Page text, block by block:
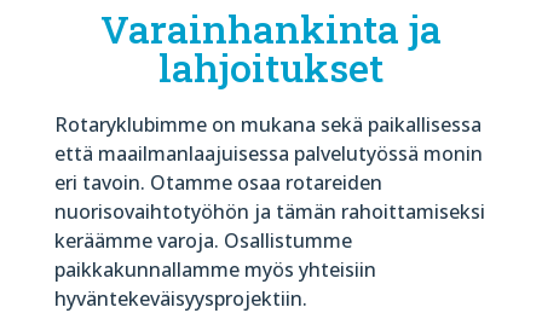
Varainhankinta ja
lahjoitukset
Rotaryklubimme on mukana sekä paikallisessa
että maailmanlaajuisessa palvelutyössä monin
eri tavoin. Otamme osaa rotareiden
nuorisovaihtotyöhön ja tämän rahoittamiseksi
keräämme varoja. Osallistumme
paikkakunnallamme myös yhteisiin
hyväntekeväisyysprojektiin.